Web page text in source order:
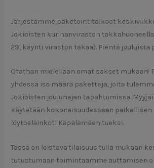
Järjestämme paketointitalkoot
Jokioisten kunnanviraston
29, käynti viraston takaa). Pientä jouluista
Otathan mielellään omat sakset mukaan!
yhdessä iso määrä paketteja, joita
Jokioisten joulunajan tapahtumissa.
käytetään kokonaisuudessaan paikallisen
löytöeläinkoti Käpälämäen tueksi.
Tässä on loistava tilaisuus tulla mukaan
tutustumaan toimintaamme auttamisen